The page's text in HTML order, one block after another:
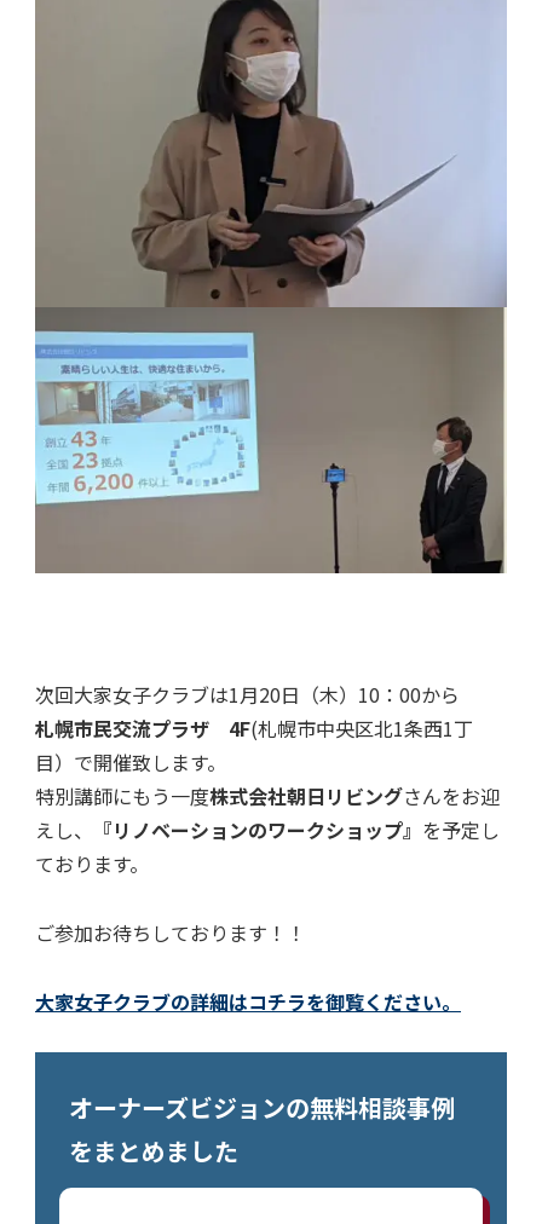
次回大家女子クラブは1月20日（木）10：00から
札幌市民交流プラザ 4F(札幌市中央区北1条西1丁
目）で開催致します。
特別講師にもう一度株式会社朝日リビングさんをお迎
えし、
『リノベーションのワークショップ』 を予定し
ております。
ご参加お待ちしております！！
大家女子クラブの詳細はコチラを御覧ください。
オーナーズビジョンの無料相談事例
をまとめました